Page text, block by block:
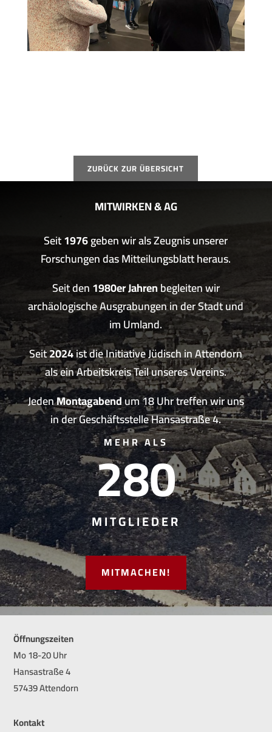
ZURÜCK ZUR ÜBERSICHT
MITWIRKEN & AG
Seit1976geben wir als Zeugnis unserer
Forschungen das Mitteilungsblatt heraus.
Seit den1980er Jahrenbegleiten wir
archäologische Ausgrabungen in der Stadt und
im Umland.
Seit2024ist die Initiative Jüdisch in Attendorn
als ein Arbeitskreis Teil unseres Vereins.
JedenMontagabendum 18 Uhr treffen wir uns
in der Geschäftsstelle Hansastraße 4.
MEHR ALS
280
MITGLIEDER
MITMACHEN!
Öffnungszeiten
Mo 18-20 Uhr
Hansastraße 4
57439 Attendorn
Kontakt